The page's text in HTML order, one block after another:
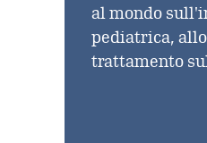
al mondo
pediatrica,
trattamento